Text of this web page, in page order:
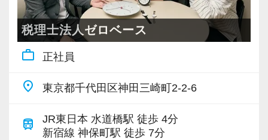
【税理士法人ゼロベースの働きやすさ】
◉ 残業時間は月間20時間未満！
ゼロベースは、残業時間が少ない事務所だと
あるときもありますが、基本的には業務を分担
【税理士法人ゼロベースの3つの特徴】
◉ お客様やスタッフ同士の対話を大切にしてい
ます
ゼロベースは、資料やデータのやりとりだけ
ではなく、お客様との対話を大切にしていま
す。
また、1人で資料に埋もれて悩むことなく、ス
タッフ同士の『話しやすい職場』を目指してい
税理士法人ゼロベース
work_outline 正社員
place 東京都千代田区神田三崎町2-2-6
train
JR東日本 水道橋駅 徒歩 4分
新宿線 神保町駅 徒歩 7分